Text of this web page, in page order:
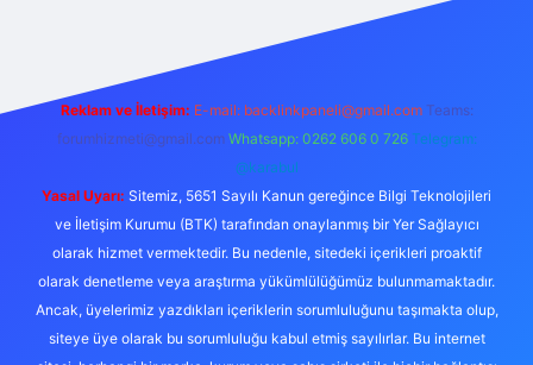
Reklam ve İletişim: E-mail: backlinkpaneli@gmail.com Teams:
forumhizmeti@gmail.com Whatsapp: 0262 606 0 726 Telegram:
@karabul
Yasal Uyarı: Sitemiz, 5651 Sayılı Kanun gereğince Bilgi Teknolojileri
ve İletişim Kurumu (BTK) tarafından onaylanmış bir Yer Sağlayıcı
olarak hizmet vermektedir. Bu nedenle, sitedeki içerikleri proaktif
olarak denetleme veya araştırma yükümlülüğümüz bulunmamaktadır.
Ancak, üyelerimiz yazdıkları içeriklerin sorumluluğunu taşımakta olup,
siteye üye olarak bu sorumluluğu kabul etmiş sayılırlar. Bu internet